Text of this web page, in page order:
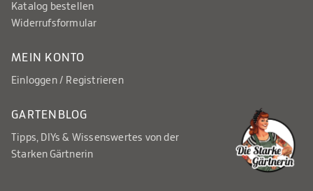
Katalog bestellen
Widerrufsformular
MEIN KONTO
Einloggen / Registrieren
GARTENBLOG
Tipps, DIYs & Wissenswertes von der
Starken Gärtnerin